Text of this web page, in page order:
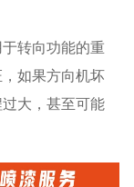
转向功能的重
如果方向机坏
大，甚至可能